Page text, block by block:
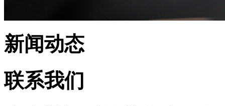
新闻动态
联系我们